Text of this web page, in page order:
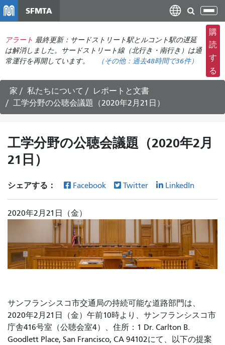
コ
ン
テ
ン
ツ
に
移
SFMTA
ナ
ビ
ゲ
ー
シ
ョ
切
替
え
アラート 最終更新：サードストリート駅とルコント駅の遅延
は解消しました。サードストリート線（北行き・南行き）は通
常運行を再開しています。
（その他： 過去48時間で36件）
購
読
す
る
家 私たちについて
レポートと文書
工学分野の公聴会議題（2020年2月21日）
工学分野の公聴会議題（2020年2月
21日）
シェアする： Facebook Twitter LinkedIn
2020年2月21日（金）
サンフランシスコ市交通局の持続可能な道路部門は、
2020年2月21日（金）午前10時より、サンフランシスコ市
庁舎416号室（公聴会室4）、住所：1 Dr. Carlton B.
Goodlett Place, San Francisco, CA 94102にて、以下の提案